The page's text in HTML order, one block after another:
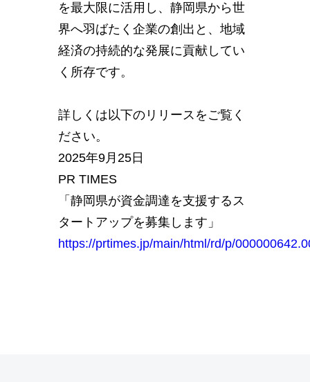
を最大限に活用し、静岡県から世
界へ羽ばたく企業の創出と、地域
経済の持続的な発展に貢献してい
く所存です。
詳しくは以下のリリースをご覧く
ださい。
2025年9月25日
PR TIMES
「静岡県が資金調達を支援するス
タートアップを募集します」
https://prtimes.jp/main/html/rd/p/